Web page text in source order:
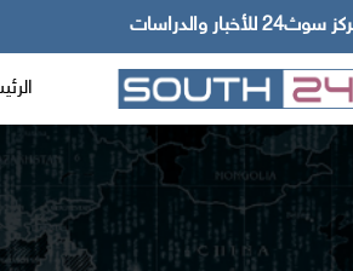
للأخبار والدراسات